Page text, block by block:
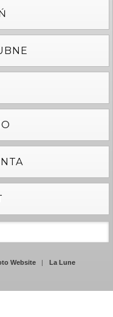
Website
La Lune